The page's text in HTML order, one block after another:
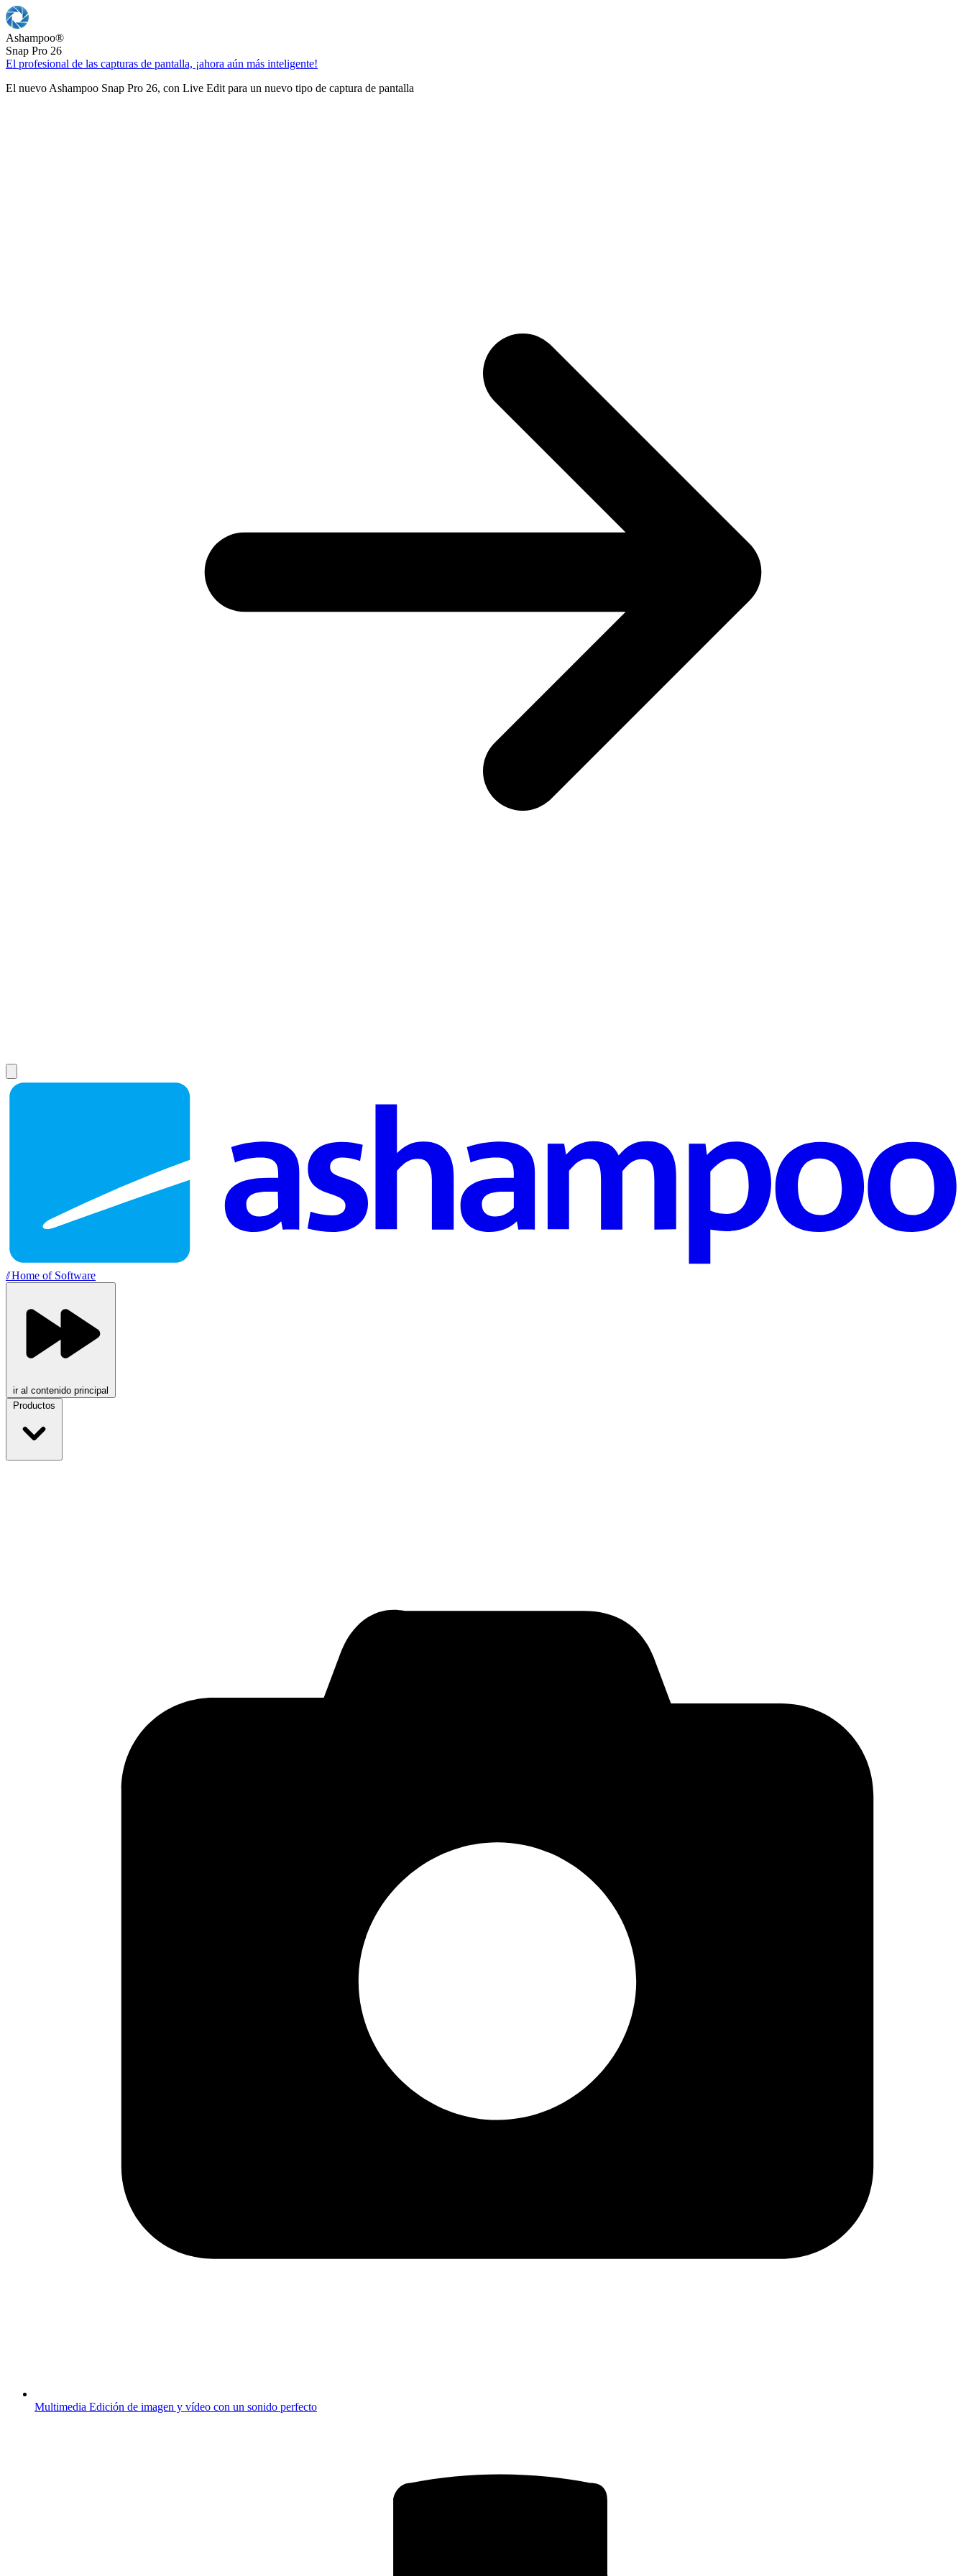
Ashampoo®
Snap Pro 26
El profesional de las capturas de pantalla, ¡ahora aún más inteligente!
El nuevo Ashampoo Snap Pro 26, con Live Edit para un nuevo tipo de captura de pantalla
//Home of Software
ir al contenido principal
Productos
Multimedia Edición de imagen y vídeo con un sonido perfecto